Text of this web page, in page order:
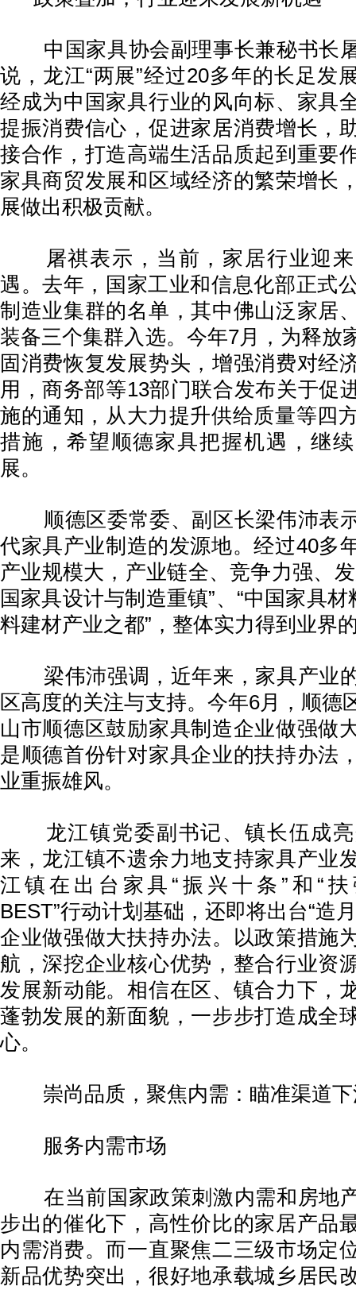
中国家具协会副理事长兼秘书长
说，龙江“两展”经过20多年的长足发
经成为中国家具行业的风向标、家具
提振消费信心，促进家居消费增长，
接合作，打造高端生活品质起到重要
家具商贸发展和区域经济的繁荣增长
展做出积极贡献。
屠祺表示，当前，家居行业迎来
遇。去年，国家工业和信息化部正式
制造业集群的名单，其中佛山泛家居
装备三个集群入选。今年7月，为释放
固消费恢复发展势头，增强消费对经
用，商务部等13部门联合发布关于促
施的通知，从大力提升供给质量等四
措施，希望顺德家具把握机遇，继
展。
顺德区委常委、副区长梁伟沛表
代家具产业制造的发源地。经过40多
产业规模大，产业链全、竞争力强、
国家具设计与制造重镇”、“中国家具材
料建材产业之都”，整体实力得到业界
梁伟沛强调，近年来，家具产业
区高度的关注与支持。今年6月，顺德
山市顺德区鼓励家具制造企业做强做
是顺德首份针对家具企业的扶持办法
业重振雄风。
龙江镇党委副书记、镇长伍成亮
来，龙江镇不遗余力地支持家具产业
江镇在出台家具“振兴十条”和“扶
BEST”行动计划基础，还即将出台“造
企业做强做大扶持办法。以政策措施
航，深挖企业核心优势，整合行业资
发展新动能。相信在区、镇合力下，
蓬勃发展的新面貌，一步步打造成全
心。
崇尚品质，聚焦内需：瞄准渠道下
服务内需市场
在当前国家政策刺激内需和房地
步出的催化下，高性价比的家居产品
内需消费。而一直聚焦二三级市场定
新品优势突出，很好地承载城乡居民